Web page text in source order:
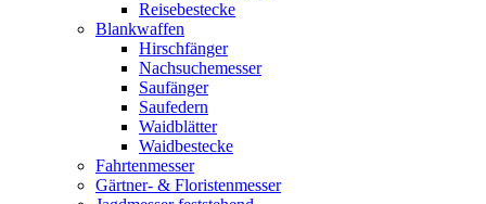
Reisebestecke
Blankwaffen
Hirschfänger
Nachsuchemesser
Saufänger
Saufedern
Waidblätter
Waidbestecke
Fahrtenmesser
Gärtner- & Floristenmesser